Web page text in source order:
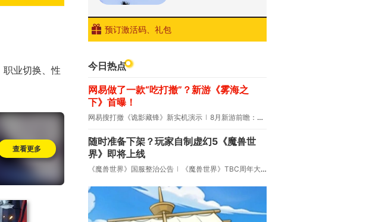
业切换、性
查看更多
预订激活码、礼包
今日热点
网易做了一款“吃打撤”？新游《雾海之
下》首曝！
网易搜打撤《诡影藏锋》新实机演示 8月新游前瞻：《诡秘之主》领衔
随时准备下架？玩家自制虚幻5《魔兽世
界》即将上线
《魔兽世界》国服整治公告 《魔兽世界》TBC周年大更：双经典团本回归！